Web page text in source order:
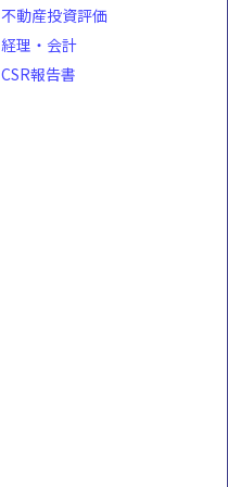
不動産投資評価
経理・会計
CSR報告書